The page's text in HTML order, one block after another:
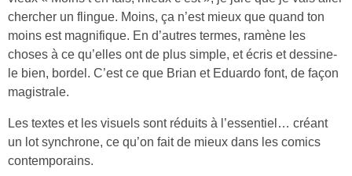
chercher un flingue. Moins, ça n’est mieux que quand ton
moins est magnifique. En d’autres termes, ramène les
choses à ce qu’elles ont de plus simple, et écris et dessine-
le bien, bordel. C’est ce que Brian et Eduardo font, de façon
magistrale.
Les textes et les visuels sont réduits à l’essentiel… créant
un lot synchrone, ce qu’on fait de mieux dans les comics
contemporains.